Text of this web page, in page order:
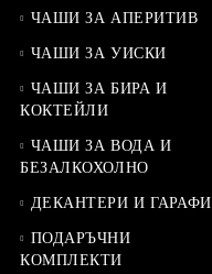
ЧАШИ ЗА АПЕРИТИВ
ЧАШИ ЗА УИСКИ
ЧАШИ ЗА БИРА И
КОКТЕЙЛИ
ЧАШИ ЗА ВОДА И
БЕЗАЛКОХОЛНО
ДЕКАНТЕРИ И ГАРАФИ
ПОДАРЪЧНИ
КОМПЛЕКТИ